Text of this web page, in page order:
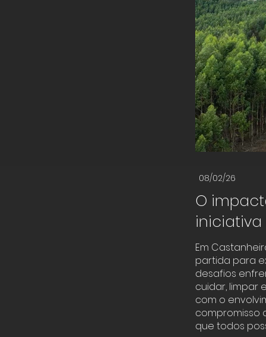
08/02/26
O
iniciativa
Em
partida para
desafios
cuidar, limpar
com o
compromisso
que todos